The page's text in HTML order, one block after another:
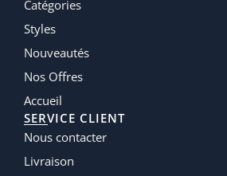
Catégories
Styles
Nouveautés
Nos Offres
Accueil
SERVICE CLIENT
Nous contacter
Livraison